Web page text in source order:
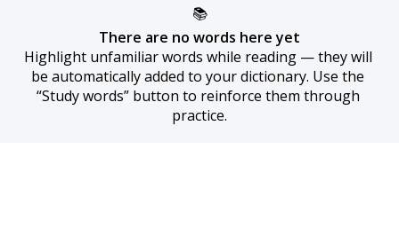
📚
There are no words here yet
Highlight unfamiliar words while reading — they will
be automatically added to your dictionary. Use the
“Study words” button to reinforce them through
practice.